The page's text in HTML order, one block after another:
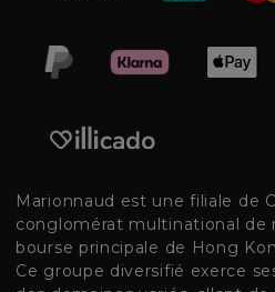
Marionnaud est une filiale de
conglomérat multinational de
bourse principale de Hong
Ce groupe diversifié exerce